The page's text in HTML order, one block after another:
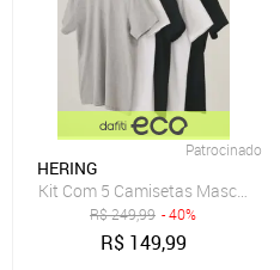
Patrocinado
HERING
Kit Com 5 Camisetas
R$249,99 - 40%
R$ 149,99